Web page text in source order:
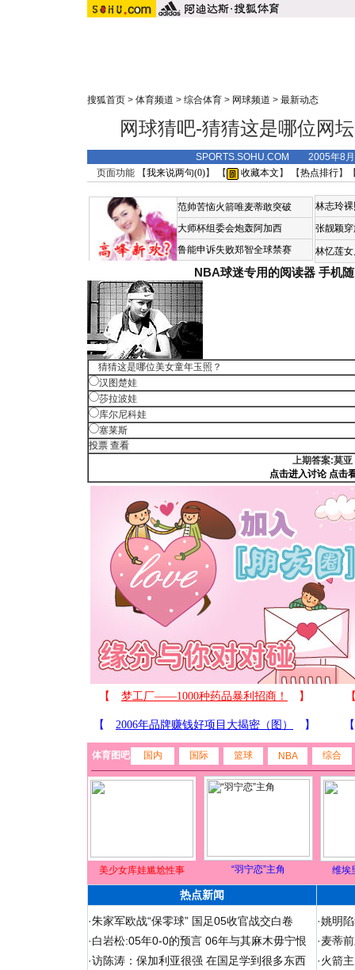
搜狐首页 > 体育频道 > 综合体育 > 网球频道 > 最新动态
网球猜吧-猜猜这是哪位网
SPORTS.SOHU.COM 2005年8
页面功能 【我来说两句(0)】 【 收藏本文 】 【热点排行】
范帅苦恼火箭唯麦蒂敢突破
大师杯组委会炮轰阿加西
鲁能申诉失败郑智全球禁赛
林志玲
张靓颖
林忆莲
NBA球迷专用的阅读器 手机
猜猜这是哪位美女童年玉照？
汉图楚娃
莎拉波娃
库尔尼科娃
塞莱斯
上期答案:莫亚
点击进入讨论 点击
体育图吧 国内 国际 篮球 NBA 综合
美少女库娃尴尬性事 “羽宁恋”主角 维埃
热点新闻
·朱家军欧战“保零球” 国足05收官战交白卷
·白岩松:05年0-0的预言 06年与其麻木毋宁恨
·访陈涛：保加利亚很强 在国足学到很多东西
·姚明
·麦蒂
·火箭